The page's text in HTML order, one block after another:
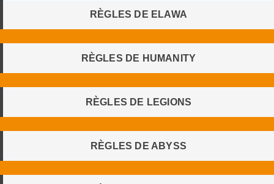
RÈGLES DE ELAWA
RÈGLES DE HUMANITY
RÈGLES DE LEGIONS
RÈGLES DE ABYSS